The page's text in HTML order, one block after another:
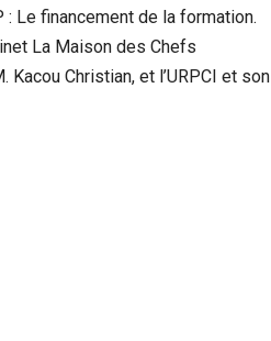
Le financement de la formation.
La Maison des Chefs
Christian, et l’URPCI et son